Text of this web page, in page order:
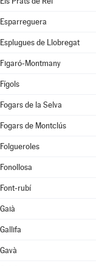
Esparreguera
Esplugues de Llobregat
Figaró-Montmany
Fígols
Fogars de la Selva
Fogars de Montclús
Folgueroles
Fonollosa
Font-rubí
Gaià
Gallifa
Gavà